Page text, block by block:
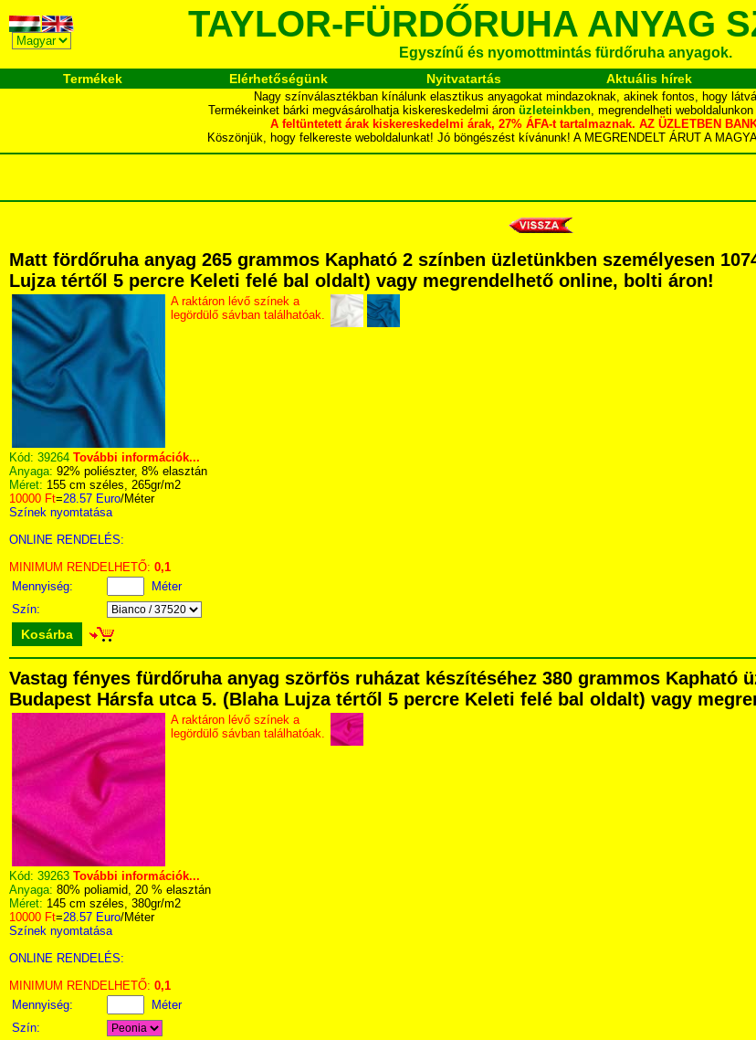
TAYLOR-FÜRDŐRUHA ANYAG
Egyszínű és nyomottmintás fürdőruha anyagok.
Termékek Elérhetőségünk Nyitvatartás Aktuális hírek
Nagy színválasztékban kínálunk elasztikus anyagokat mindazoknak, akinek fontos, hogy
Termékeinket bárki megvásárolhatja kiskereskedelmi áron üzleteinkben, megrendelheti
A feltüntetett árak kiskereskedelmi árak, 27% ÁFA-t tartalmaznak. AZ ÜZLETBEN
Köszönjük, hogy felkereste weboldalunkat! Jó böngészést kívánunk! A MEGRENDELT ÁRUT A
Matt fördőruha anyag 265 grammos Kapható 2 színben üzletünkben személyesen
Lujza tértől 5 percre Keleti felé bal oldalt) vagy megrendelhető online, bolti áron!
A raktáron lévő színek a
legördülő sávban találhatóak.
Kód: 39264 További információk...
Anyaga: 92% poliészter, 8% elasztán
Méret: 155 cm széles, 265gr/m2
10000 Ft=28.57 Euro/Méter
Színek nyomtatása
ONLINE RENDELÉS:
MINIMUM RENDELHETŐ: 0,1
Mennyiség:
Méter
Szín:
Kosárba
Vastag fényes fürdőruha anyag szörfös ruházat készítéséhez 380 grammos Kapható
Budapest Hársfa utca 5. (Blaha Lujza tértől 5 percre Keleti felé bal oldalt) vagy
A raktáron lévő színek a
legördülő sávban találhatóak.
Kód: 39263 További információk...
Anyaga: 80% poliamid, 20 % elasztán
Méret: 145 cm széles, 380gr/m2
10000 Ft=28.57 Euro/Méter
Színek nyomtatása
ONLINE RENDELÉS:
MINIMUM RENDELHETŐ: 0,1
Mennyiség:
Méter
Szín: